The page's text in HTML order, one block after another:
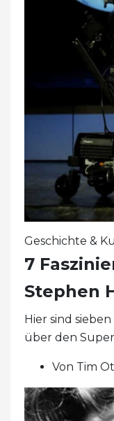
Geschichte &
7
Stephen
Hier sind
über den
Von Tim